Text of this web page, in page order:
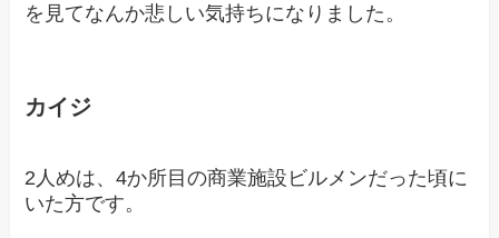
を見てなんか悲しい気持ちになりました。
カイジ
2人めは、4か所目の商業施設ビルメンだった頃に
いた方です。